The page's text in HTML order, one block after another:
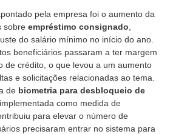
pela empresa foi o aumento da
sobre empréstimo consignado
do salário mínimo no início do ano.
beneficiários passaram a ter margem
de crédito, o que levou a um aumento
e solicitações relacionadas ao tema.
de biometria para desbloqueio de
, implementada como medida de
para elevar o número de
precisaram entrar no sistema para